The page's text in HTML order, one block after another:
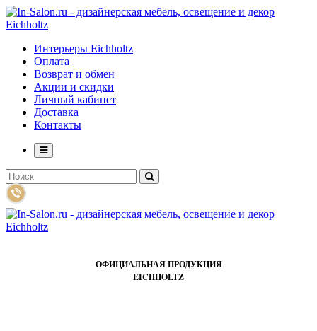
Интерьеры Eichholtz
Оплата
Возврат и обмен
Акции и скидки
Личный кабинет
Доставка
Контакты
ОФИЦИАЛЬНАЯ ПРОДУКЦИЯ
EICHHOLTZ